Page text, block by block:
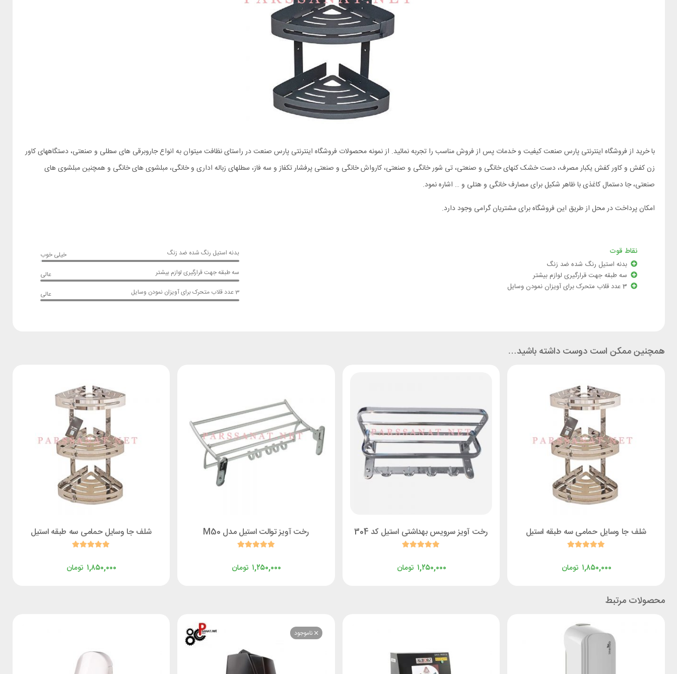
با خرید از فروشگاه اینترنتی پارس صنعت کیفیت و خدمات پس از فروش مناسب را تجربه نمائید. از نمونه محصولات فروشگاه اینترنتی پارس صنعت در راستای نظافت میتوان به انواع جاروبرقی های سطلی و صنعتی، دستگاههای کاور
زن کفش و کاور کفش یکبار مصرف، دست خشک کنهای خانگی و صنعتی، تی شور خانگی و صنعتی، کارواش خانگی و صنعتی پرفشار تکفاز و سه فاز، سطلهای زباله اداری و خانگی، مبلشوی های خانگی و همچنین مبلشوی های
صنعتی، جا دستمال کاغذی با ظاهر شکیل برای مصارف خانگی و هتلی و … اشاره نمود.
امکان پرداخت در محل از طریق این فروشگاه برای مشتریان گرامی وجود دارد.
نقاط قوت
بدنه استیل رنگ شده ضد زنگ
سه طبقه جهت قرارگیری لوازم بیشتر
بدنه استیل رنگ شده ضد زنگ
خیلی خوب
سه طبقه جهت قرارگیری لوازم بیشتر
عالی
3 عدد قلاب متحرک برای آویزان نمودن وسایل
عالی
همچنین ممکن است دوست داشته باشید…
شلف جا وسایل حمامی سه طبقه استیل
تومان ۱,۸۵۰,۰۰۰
رخت آویز سرویس بهداشتی استیل کد 304
تومان ۱,۲۵۰,۰۰۰
رخت آویز توالت استیل مدل M50
تومان ۱,۲۵۰,۰۰۰
شلف جا وسایل حمامی سه طبقه استیل
تومان ۱,۸۵۰,۰۰۰
محصولات مرتبط
ناموجود